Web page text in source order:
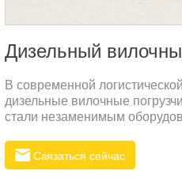
Дизельный
В современной
дизельные вилочные
стали незаменимым
взять в качестве примера
погрузчик имеет рабочий вес
Связаться сейчас